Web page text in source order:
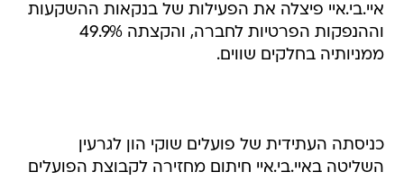
איי.בי.איי פיצלה את הפעילות של בנקאות ההשקעות
וההנפקות הפרטיות לחברה, והקצתה 49.9%
ממניותיה בחלקים שווים.
כניסתה העתידית של פועלים שוקי הון לגרעין
השליטה באיי.בי.איי חיתום מחזירה לקבוצת הפועלים